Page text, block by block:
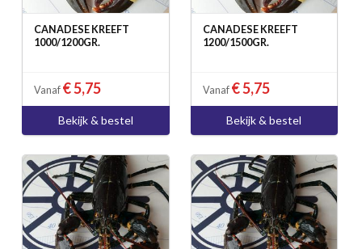
CANADESE KREEFT
1000/1200GR.
Vanaf € 5,75
Bekijk & bestel
CANADESE KREEFT
1200/1500GR.
Vanaf € 5,75
Bekijk & bestel